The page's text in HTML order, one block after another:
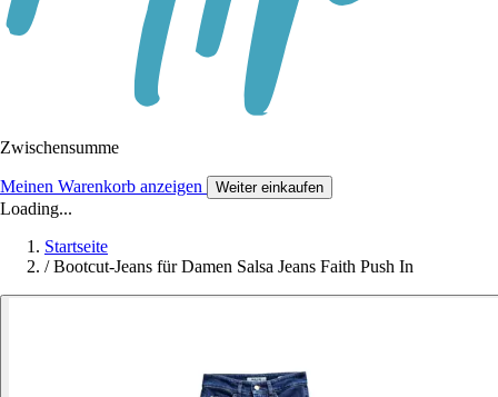
Zwischensumme
Meinen Warenkorb anzeigen Weiter einkaufen
Loading...
Startseite
/ Bootcut-Jeans für Damen Salsa Jeans Faith Push In